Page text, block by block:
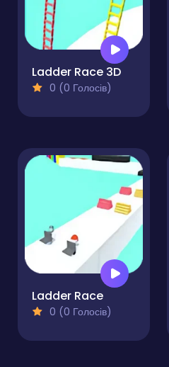
Ladder Race 3D
0 (0 Голосів)
Ladder Race
0 (0 Голосів)